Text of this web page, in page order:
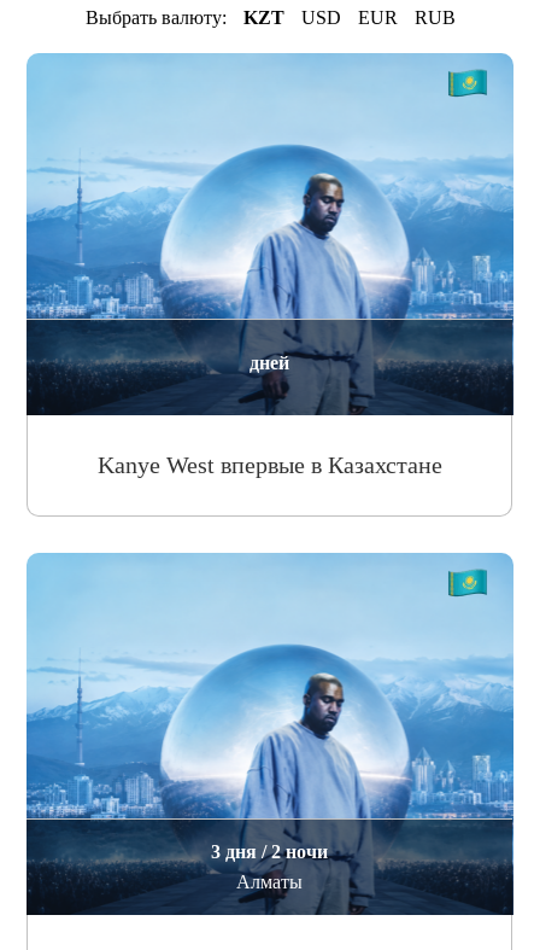
Выбрать валюту: KZT USD EUR RUB
дней
Kanye West впервые в Казахстане
3 дня / 2 ночи
Алматы